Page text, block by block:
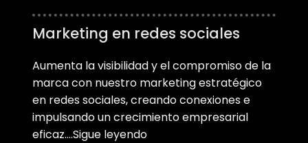
Marketing en redes sociales
Aumenta la visibilidad y el compromiso de la
marca con nuestro marketing estratégico
en redes sociales, creando conexiones e
impulsando un crecimiento empresarial
eficaz….Sigue leyendo